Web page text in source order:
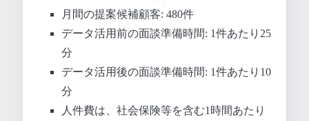
月間の提案候補顧客: 480件
データ活用前の面談準備時間: 1件あたり25
分
データ活用後の面談準備時間: 1件あたり10
分
人件費は、社会保険等を含む1時間あたり